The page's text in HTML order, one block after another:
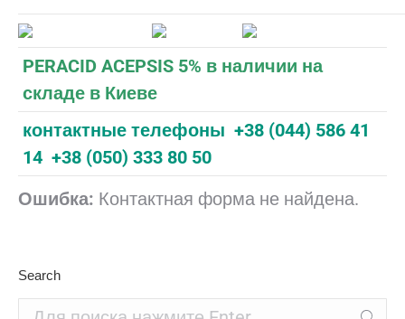
PERACID ACEPSIS 5% в наличии на
складе в Киеве
контактные телефоны +38 (044) 586 41
14 +38 (050) 333 80 50
Ошибка: Контактная форма не найдена.
Search